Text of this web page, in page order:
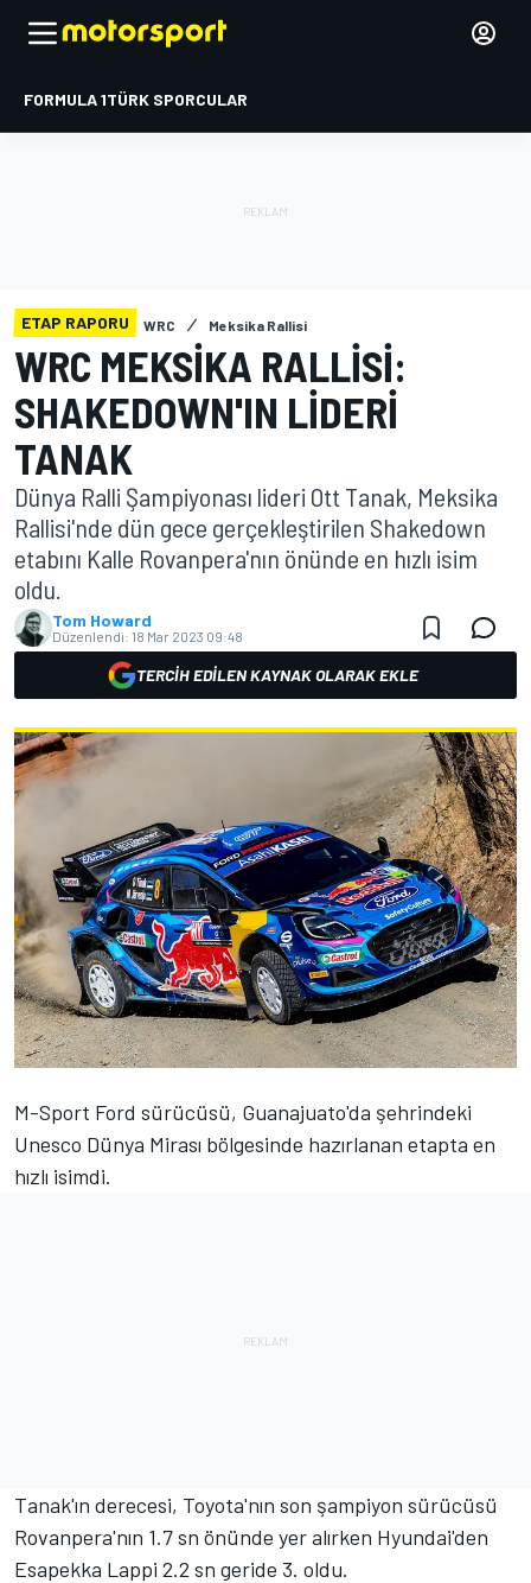
FORMULA 1TÜRK SPORCULAR
ETAP RAPORU WRC Meksika Rallisi
WRC MEKSIKA RALLISI:
SHAKEDOWN'IN LIDERI
TANAK
Dünya Ralli Şampiyonası lideri Ott Tanak, Meksika
Rallisi'nde dün gece gerçekleştirilen Shakedown
etabını Kalle Rovanpera'nın önünde en hızlı isim
oldu.
Tom Howard
Düzenlendi: 18 Mar 2023 09:48
TERCIH EDILEN KAYNAK OLARAK EKLE
M-Sport Ford sürücüsü, Guanajuato'da şehrindeki
Unesco Dünya Mirası bölgesinde hazırlanan etapta en
hızlı isimdi.
Tanak'ın derecesi, Toyota'nın son şampiyon sürücüsü
Rovanpera'nın 1.7 sn önünde yer alırken Hyundai'den
Esapekka Lappi 2.2 sn geride 3. oldu.